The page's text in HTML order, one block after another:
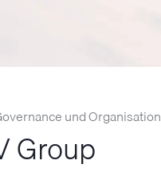
und Organisation
Group